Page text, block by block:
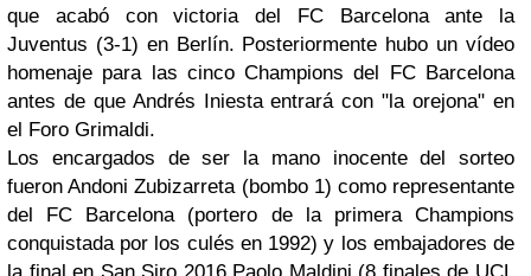
que acabó con victoria del FC Barcelona ante la
Juventus (3-1) en Berlín. Posteriormente hubo un vídeo
homenaje para las cinco Champions del FC Barcelona
antes de que Andrés Iniesta entrará con "la orejona" en
el Foro Grimaldi.
Los encargados de ser la mano inocente del sorteo
fueron Andoni Zubizarreta (bombo 1) como representante
del FC Barcelona (portero de la primera Champions
conquistada por los culés en 1992) y los embajadores de